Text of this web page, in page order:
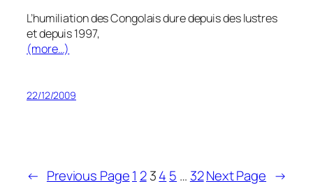
L’humiliation des Congolais dure depuis des lustres
et depuis 1997,
(more…)
22/12/2009
← Previous Page1 2 34 5 … 32Next Page →